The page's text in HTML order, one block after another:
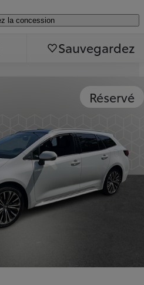
la concession
Sauvegardez
Réservé